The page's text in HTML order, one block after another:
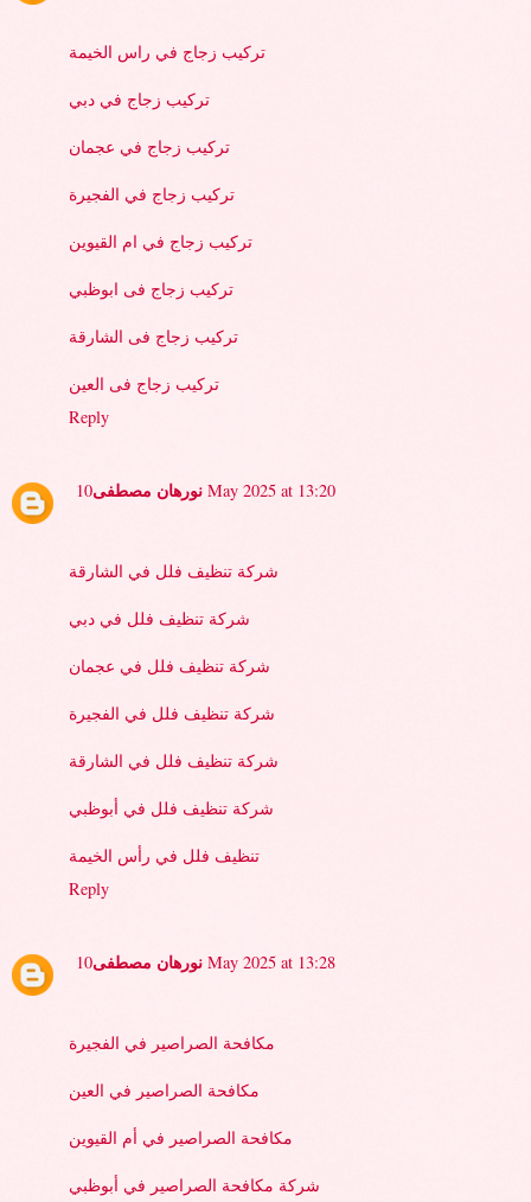
تركيب زجاج في راس الخيمة
تركيب زجاج في دبي
تركيب زجاج في عجمان
تركيب زجاج في الفجيرة
تركيب زجاج في ام القيوين
تركيب زجاج فى ابوظبي
تركيب زجاج فى الشارقة
تركيب زجاج فى العين
Reply
نورهان مصطفى 10 May 2025 at 13:20
شركة تنظيف فلل في الشارقة
شركة تنظيف فلل في دبي
شركة تنظيف فلل في عجمان
شركة تنظيف فلل في الفجيرة
شركة تنظيف فلل في الشارقة
شركة تنظيف فلل في أبوظبي
تنظيف فلل في رأس الخيمة
Reply
نورهان مصطفى 10 May 2025 at 13:28
مكافحة الصراصير في الفجيرة
مكافحة الصراصير في العين
مكافحة الصراصير في أم القيوين
شركة مكافحة الصراصير في أبوظبي